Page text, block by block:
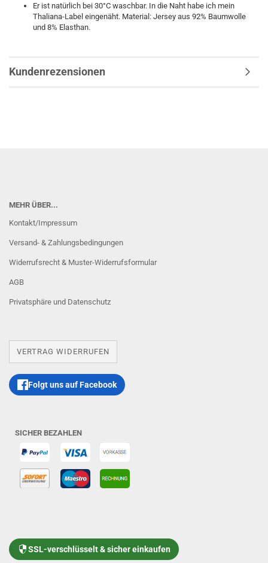
Er ist natürlich bei 30°C waschbar. In die Naht habe ich mein
Thaliana-Label eingenäht. Material: Jersey aus 92% Baumwolle
und 8% Elasthan.
Kundenrezensionen
MEHR ÜBER...
Kontakt/Impressum
Versand- & Zahlungsbedingungen
Widerrufsrecht & Muster-Widerrufsformular
AGB
Privatsphäre und Datenschutz
VERTRAG WIDERRUFEN
Folgt uns auf Facebook
SICHER BEZAHLEN
SSL-verschlüsselt & sicher einkaufen